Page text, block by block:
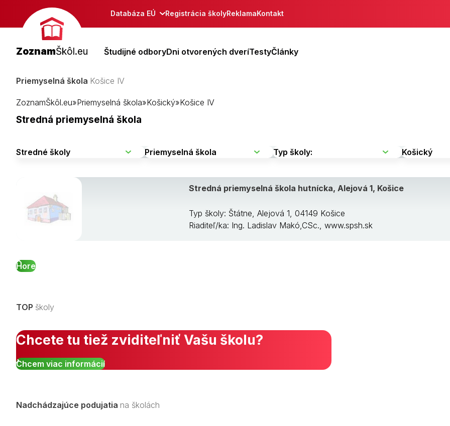
Databáza EÚ Registrácia školyReklamaKontakt
ZoznamŠkôl.eu Študijné odboryDni otvorených dveríTestyČlánky
Priemyselná škola Košice IV
ZoznamŠkôl.eu»Priemyselná škola»Košický»Košice IV
Stredná priemyselná škola
Stredná priemyselná škola hutnícka, Alejová 1, Košice
Typ školy: Štátne, Alejová 1, 04149 Košice
Riaditeľ/ka: Ing. Ladislav Makó,CSc., www.spsh.sk
Hore
TOP školy
Chcete tu tiež zviditeľniť Vašu školu?
Chcem viac informácií
Nadchádzajúce podujatia na školách